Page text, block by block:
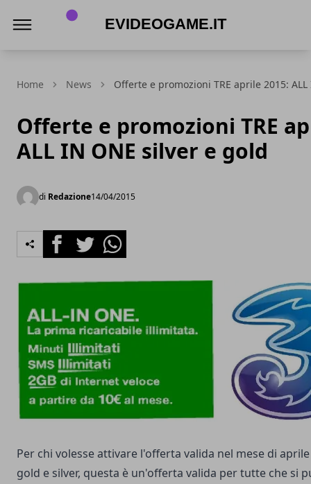
Home News Offerte e promozioni TRE aprile 2015:
Offerte e promozioni TRE
ALL IN ONE silver e gold
di Redazione14/04/2015
FacebookTwitterWhatsapp
Per chi volesse attivare l'offerta valida nel mese di
gold e silver, questa è un'offerta valida per tutte che si